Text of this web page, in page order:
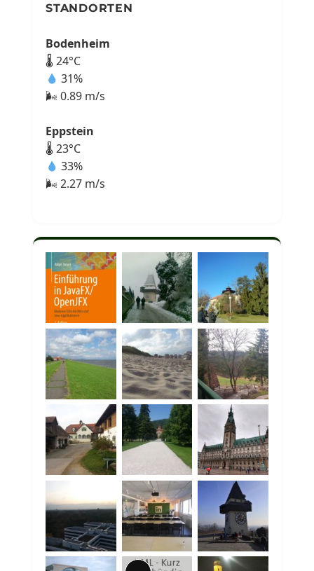
STANDORTEN
Bodenheim
🌡 24°C
31%
🌬 0.89 m/s
Eppstein
🌡 23°C
33%
🌬 2.27 m/s